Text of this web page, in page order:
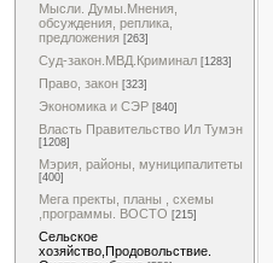
Мысли. Думы.Мнения,
обсуждения, реплика,
предложения [263]
Суд-закон.МВД.Криминал [1283]
Право, закон [323]
Экономика и СЭР [840]
Власть Правительство Ил Тумэн
[1208]
Мэрия, районы, муниципалитеты
[400]
Мега пректы, планы , схемы
,программы. ВОСТО [215]
Сельское
хозяйство,Продовольствие.